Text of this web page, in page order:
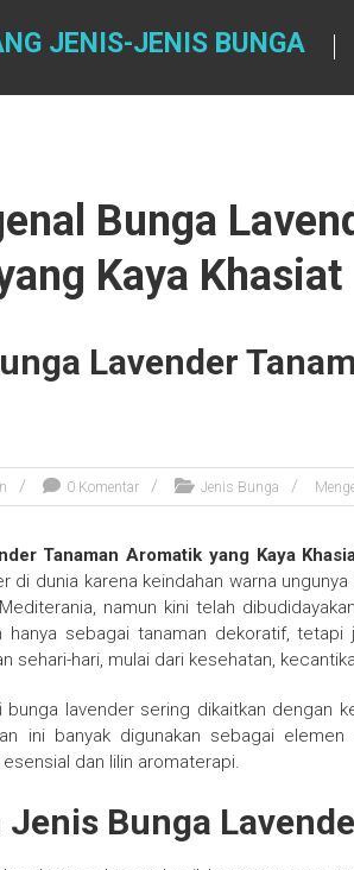
JENIS-JENIS BUNGA
Bunga
Kaya Khasiat
Lavender
0 Komentar Jenis Bunga
Tanaman Aromatik yang Kaya
di dunia karena keindahan warna
namun kini telah
hanya sebagai tanaman dekoratif, tetapi
sehari-hari, mulai dari kesehatan,
lavender sering dikaitkan dengan
ini banyak digunakan sebagai
dan lilin aromaterapi.
Bunga